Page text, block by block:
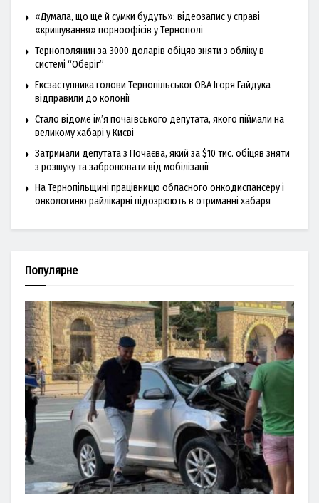
«Думала, що ще й сумки будуть»: відеозапис у справі
«кришування» порноофісів у Тернополі
Тернополянин за 3000 доларів обіцяв зняти з обліку в
системі “Оберіг”
Ексзаступника голови Тернопільської ОВА Ігоря Гайдука
відправили до колонії
Стало відоме ім’я почаївського депутата, якого піймали на
великому хабарі у Києві
Затримали депутата з Почаєва, який за $10 тис. обіцяв зняти
з розшуку та забронювати від мобілізації
На Тернопільщині працівницю обласного онкодиспансеру і
онкологиню райлікарні підозрюють в отриманні хабаря
Популярне